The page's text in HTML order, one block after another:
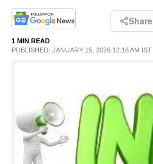
OPINION
PHOTOS
SPIRITUAL
INFO+
Share
1 MIN READ
PUBLISHED: JANUARY 15, 2026 12:16 AM IST